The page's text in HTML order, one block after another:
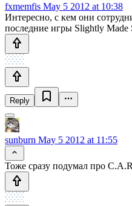
fxmemfis May 5 2012 at 10:38
Интересно, с кем они
последние игры Slightly
Reply
sunburn May 5 2012 at 11:55
Тоже сразу подумал про